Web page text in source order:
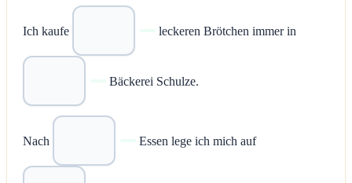
Ich kaufe leckeren Brötchen immer in
Bäckerei Schulze.
Nach Essen lege ich mich auf